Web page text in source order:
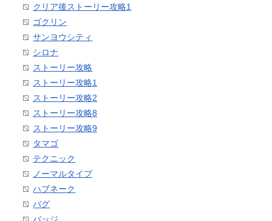
クリア後ストーリー攻略1
ゴクリン
サンヨウシティ
シロナ
ストーリー攻略
ストーリー攻略1
ストーリー攻略2
ストーリー攻略8
ストーリー攻略9
タマゴ
テクニック
ノーマルタイプ
ハブネーク
バグ